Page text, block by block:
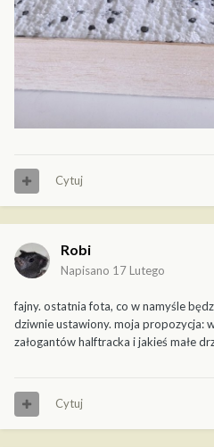
Cytuj
Robi
Napisano 17 Lutego
fajny. ostatnia fota, co w namyśle
dziwnie ustawiony. moja propozycja:
załogantów halftracka i jakieś małe
Cytuj